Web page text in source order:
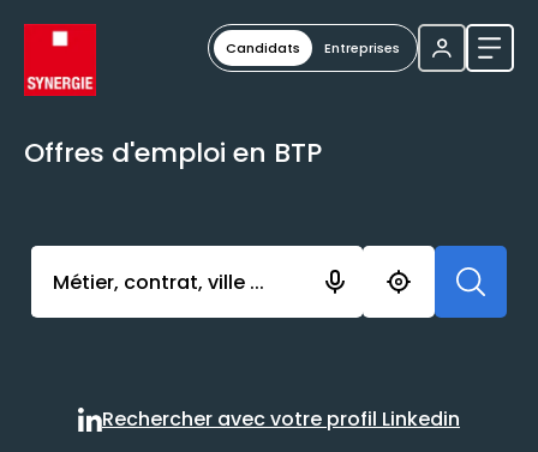
Candidats Entreprises
Offres d'emploi en BTP
Activer l’élément pour lancer l’enregistrement.
Rechercher avec votre
Rechercher avec votre profil Linkedin